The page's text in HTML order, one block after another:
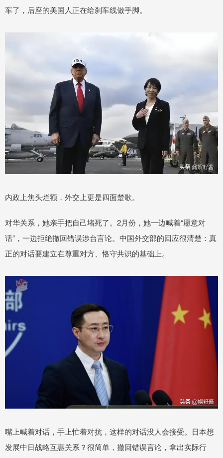
车了，后座的美国人正在给刹车线做手脚。
内政上焦头烂额，外交上更是四面楚歌。
对华关系，她亲手把自己堵死了。2月份，她一边喊着“愿意对
话”，一边拒绝撤回错误涉台言论。中国外交部的回应很清楚：真
正的对话要建立在尊重对方、恪守共识的基础上。
嘴上喊着对话，手上忙着对抗，这样的对话没人会接受。日本想
发展中日战略互惠关系？很简单，撤回错误言论，拿出实际行